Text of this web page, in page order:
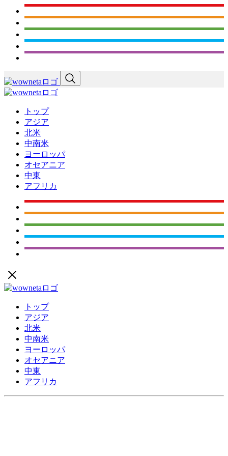
トップ
アジア
北米
中南米
ヨーロッパ
オセアニア
中東
アフリカ
トップ
アジア
北米
中南米
ヨーロッパ
オセアニア
中東
アフリカ